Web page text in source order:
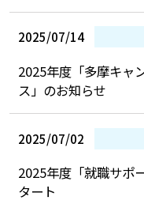
2025/07/14
2025年度「多摩キャ
ス」のお知らせ
2025/07/02
2025年度「就職サポ
タート